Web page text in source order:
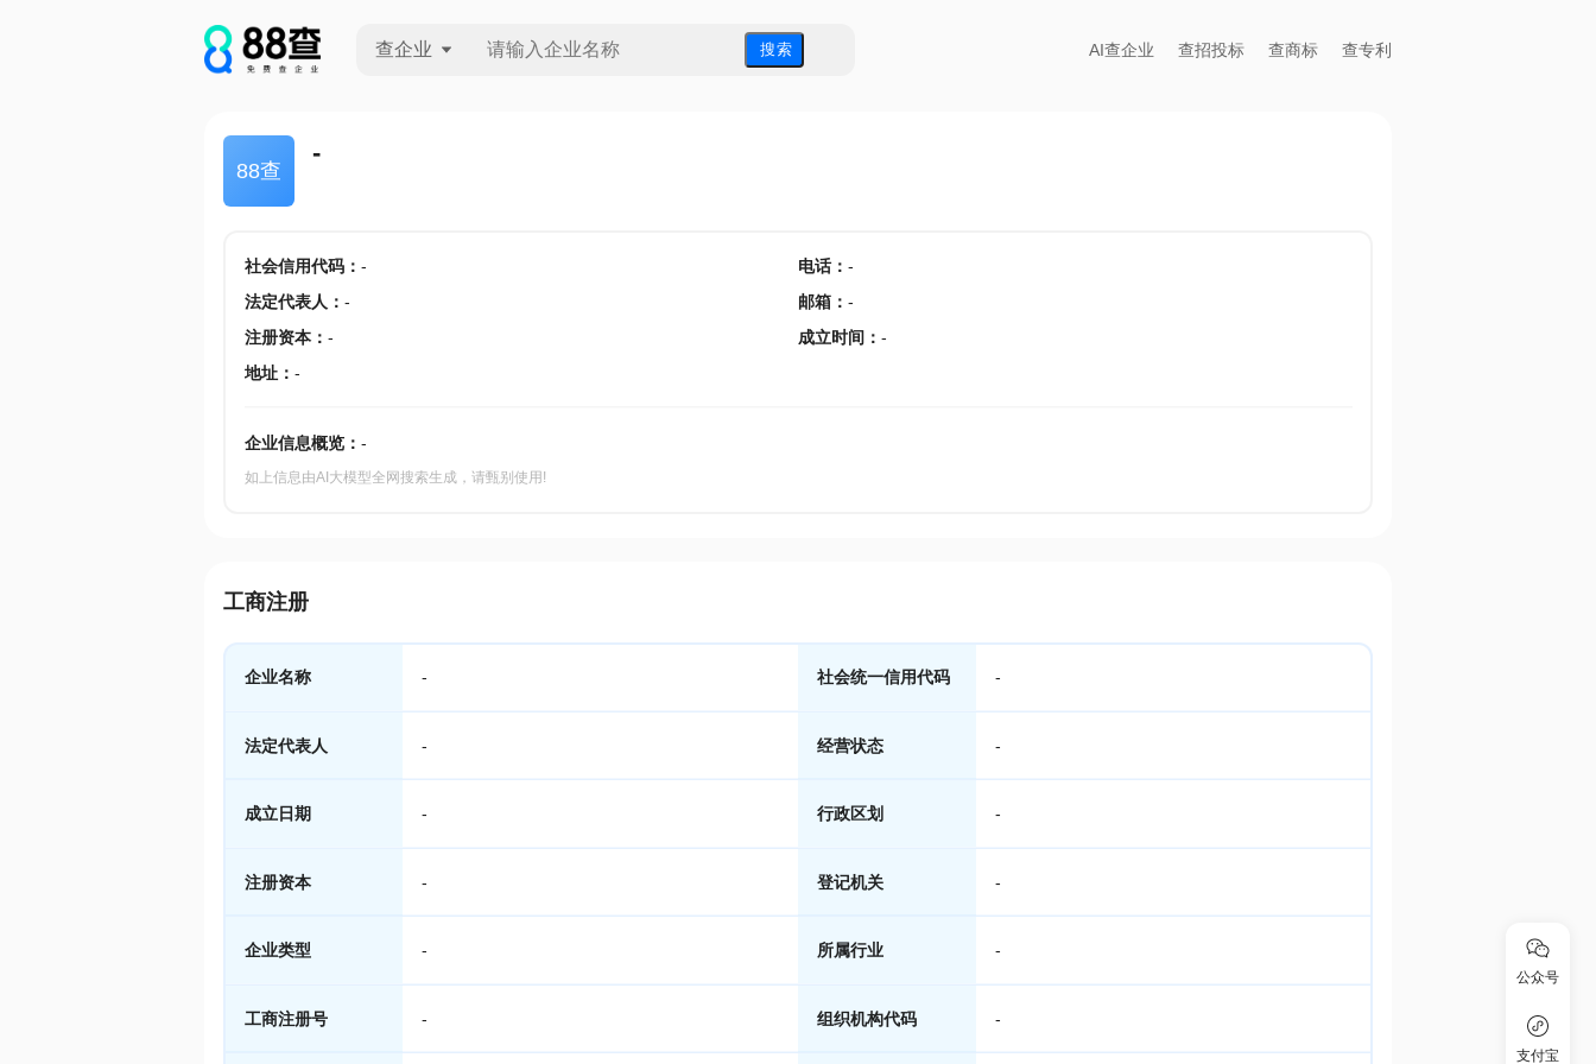
查企业 搜 索 AI查企业 查招投标 查商标 查专利
88查
-
社会信用代码： - 电话： -
法定代表人 ： - 邮箱 ： -
注册资本： - 成立时间 ： -
地址： -
企业信息概览： -
如上信息由AI大模型全网搜索生成，请甄别使用!
工商注册
企业名称 - 社会统一信用代码 -
法定代表人 - 经营状态 -
成立日期 - 行政区划 -
注册资本 - 登记机关 -
企业类型 - 所属行业 -
工商注册号 - 组织机构代码 -
公众号
支付宝